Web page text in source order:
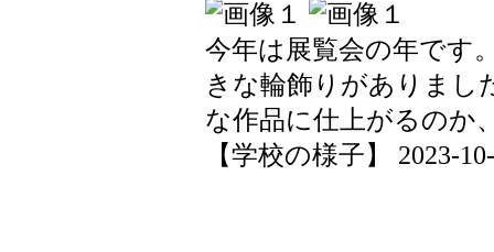
今年は展覧会の年です
きな輪飾りがありまし
な作品に仕上がるのか
【学校の様子】 2023-